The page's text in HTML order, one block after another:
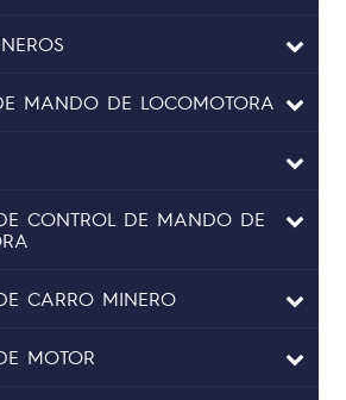
MANDO DE LOCOMOTORA
CONTROL DE MANDO DE
CARRO MINERO
MOTOR